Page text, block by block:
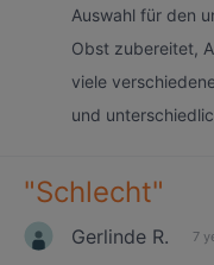
Auswahl für den
Obst zubereitet,
viele
und
"Schlecht"
Gerlinde R. 7